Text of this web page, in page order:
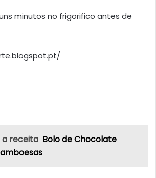
minutos no frigorifico antes de
receita Bolo de Chocolate